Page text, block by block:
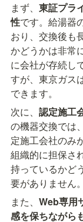
まず、 東証プラ
性です。給湯器
おり、交換後も
かどうかは非常
に会社が存続し
すが、東京ガス
できます。
次に、 認定施工
の機器交換では
定施工会社のみ
組織的に担保さ
持っているかど
要がありません。
また、 Web専用
感を保ちながら